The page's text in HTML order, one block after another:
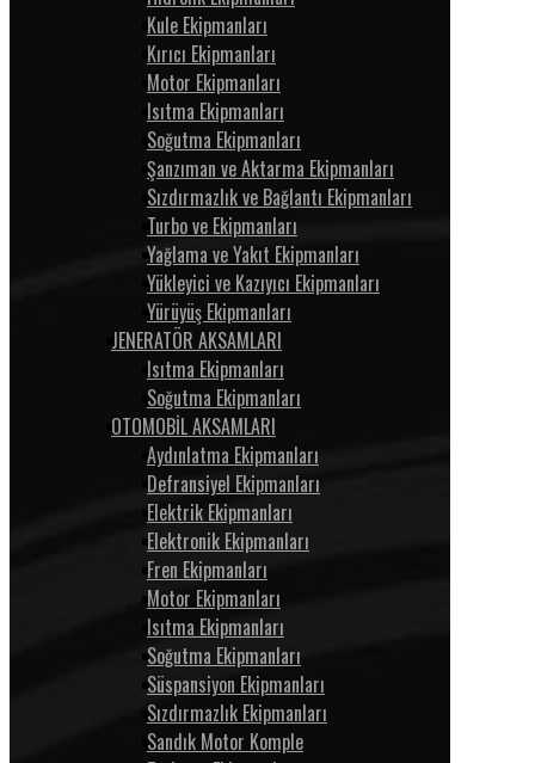
Kule Ekipmanları
Kırıcı Ekipmanları
Motor Ekipmanları
Isıtma Ekipmanları
Soğutma Ekipmanları
Şanzıman ve Aktarma Ekipmanları
Sızdırmazlık ve Bağlantı Ekipmanları
Turbo ve Ekipmanları
Yağlama ve Yakıt Ekipmanları
Yükleyici ve Kazıyıcı Ekipmanları
Yürüyüş Ekipmanları
JENERATÖR AKSAMLARI
Isıtma Ekipmanları
Soğutma Ekipmanları
OTOMOBİL AKSAMLARI
Aydınlatma Ekipmanları
Defransiyel Ekipmanları
Elektrik Ekipmanları
Elektronik Ekipmanları
Fren Ekipmanları
Motor Ekipmanları
Isıtma Ekipmanları
Soğutma Ekipmanları
Süspansiyon Ekipmanları
Sızdırmazlık Ekipmanları
Sandık Motor Komple